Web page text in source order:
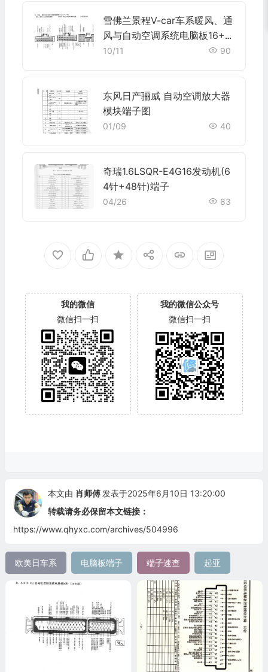
雪佛兰景程V-car车系暖风、通
风与自动空调系统电脑板16+2
0+7+7+4针端子
10/11 90
东风日产骊威 自动空调放大器
模块端子图
01/09 40
奇瑞1.6LSQR-E4G16发动机(6
4针+48针)端子
04/26 83
我的微信
微信扫一扫
我的微信公众号
微信扫一扫
本文由 肖师傅 发表于2025年6月10日 13:20:00
转载请务必保留本文链接：
https://www.qhyxc.com/archives/504996
欧美日车系 电脑板端子 端子速查 起亚